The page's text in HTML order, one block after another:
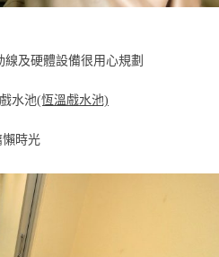
及硬體設備很用心規劃
水池(恆溫戲水池)
時光